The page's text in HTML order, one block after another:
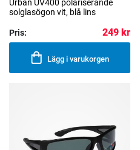
Urban UV400 polariserande
solglasögon vit, blå lins
Pris: 249 kr
Lägg i varukorgen